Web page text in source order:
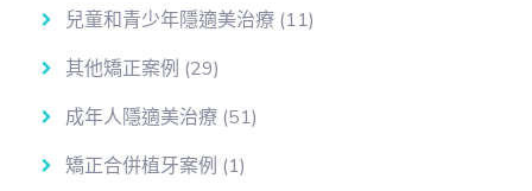
兒童和青少年隱適美治療 (11)
其他矯正案例 (29)
成年人隱適美治療 (51)
矯正合併植牙案例 (1)